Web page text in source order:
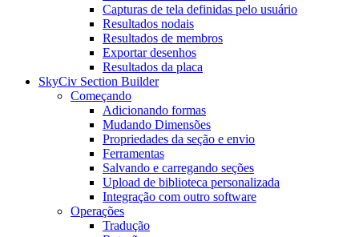
Capturas de tela definidas pelo usuário
Resultados nodais
Resultados de membros
Exportar desenhos
Resultados da placa
SkyCiv Section Builder
Começando
Adicionando formas
Mudando Dimensões
Propriedades da seção e envio
Ferramentas
Salvando e carregando seções
Upload de biblioteca personalizada
Integração com outro software
Operações
Tradução